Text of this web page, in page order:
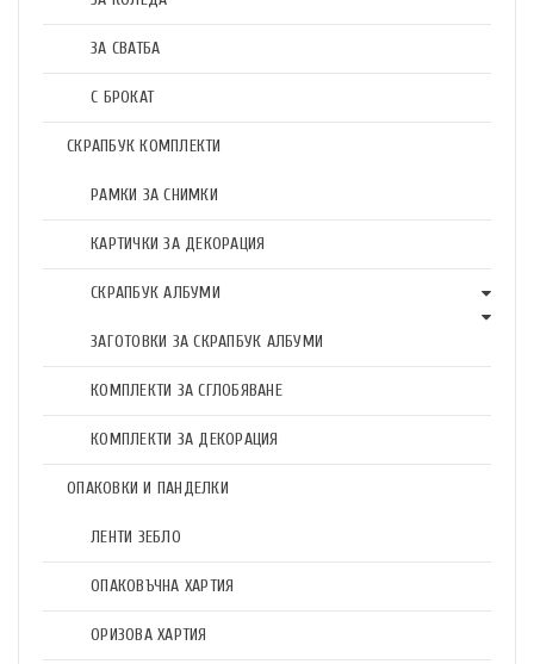
ЗА СВАТБА
С БРОКАТ
СКРАПБУК КОМПЛЕКТИ
РАМКИ ЗА СНИМКИ
КАРТИЧКИ ЗА ДЕКОРАЦИЯ
СКРАПБУК АЛБУМИ
ЗАГОТОВКИ ЗА СКРАПБУК АЛБУМИ
КОМПЛЕКТИ ЗА СГЛОБЯВАНЕ
КОМПЛЕКТИ ЗА ДЕКОРАЦИЯ
ОПАКОВКИ И ПАНДЕЛКИ
ЛЕНТИ ЗЕБЛО
ОПАКОВЪЧНА ХАРТИЯ
ОРИЗОВА ХАРТИЯ